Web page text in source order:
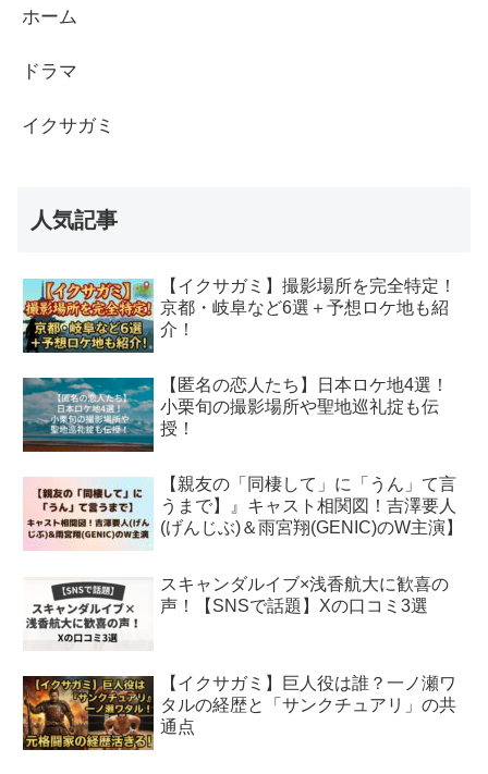
ホーム
ドラマ
イクサガミ
人気記事
【イクサガミ】撮影場所を完全特定！
京都・岐阜など6選＋予想ロケ地も紹
介！
【匿名の恋人たち】日本ロケ地4選！
小栗旬の撮影場所や聖地巡礼掟も伝
授！
【親友の「同棲して」に「うん」て言
うまで】』キャスト相関図！吉澤要人
(げんじぶ)＆雨宮翔(GENIC)のW主演】
スキャンダルイブ×浅香航大に歓喜の
声！【SNSで話題】Xの口コミ3選
【イクサガミ】巨人役は誰？一ノ瀬ワ
タルの経歴と「サンクチュアリ」の共
通点